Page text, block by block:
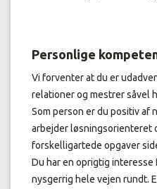
Personlige
Vi forventer at du er
relationer og mestrer såvel
Som person er du positiv af
arbejder løsningsorienteret
forskelligartede opgaver
Du har en oprigtig
nysgerrig hele vejen rundt.